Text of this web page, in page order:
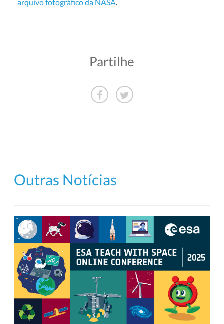
arquivo fotográfico da NASA.
Partilhe
Outras Notícias